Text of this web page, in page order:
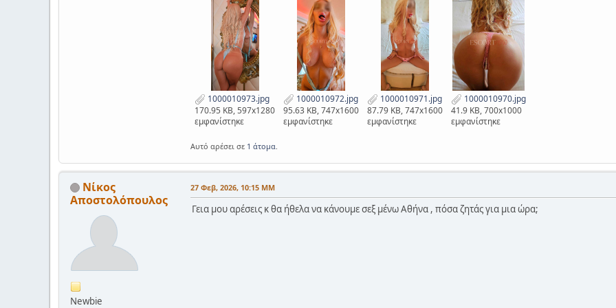
1000010973.jpg
170.95 KB, 597x1280
εμφανίστηκε
1000010972.jpg
95.63 KB, 747x1600
εμφανίστηκε
1000010971.jpg
87.79 KB, 747x1600
εμφανίστηκε
1000010970.jpg
41.9 KB, 700x1000
εμφανίστηκε
Αυτό αρέσει σε 1 άτομα
Νίκος
Αποστολόπουλος
Newbie
27 Φεβ, 2026, 10:15 ΜΜ
Γεια μου αρέσεις κ θα ήθελα να κάνουμε σεξ μένω Αθήνα , πόσα ζητάς για μια ώρα;